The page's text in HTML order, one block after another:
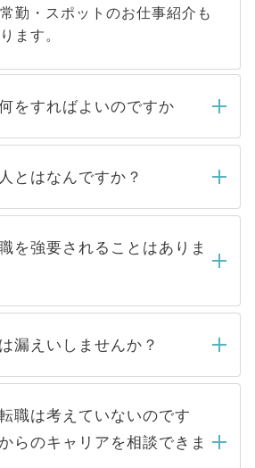
勤・スポットのお仕事紹介も
ます。
をすればよいのですか
きましたら、弊社担当者がご
認し、その後メールもしくは
5営業日以内にはご連絡をせて
ので、しばらくお待ちくださ
とはなんですか？
で取り扱っている求人の
、Webサイトからご覧いただ
開求人」です。非公開求人は
よって、一般には公開してい
避けるため 人気のある医療機
しまうと、応募が殺到する場
が求める条件に合った人材の
会社に依頼するケースが増え
を強要されることはありま
強要することは一切ありませ
に応募先から内定をいただい
必要はありません。内定先へ
はキャリアパートナーが行い
ご安心ください。
漏えいしませんか？
えいすることはありませんの
ださい。当サイトからの登録
たご登録者様の個人情報は、
リアアップおよび転職活動の
職は考えていないのです
らのキャリアを相談できま